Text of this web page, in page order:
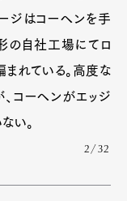
ジはコーヘンを手
の自社工場にてロ
れている。高度な
コーヘンがエッジ
い。
2/32